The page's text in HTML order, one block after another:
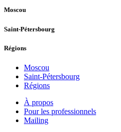
Moscou
Saint-Pétersbourg
Régions
Moscou
Saint-Pétersbourg
Régions
À propos
Pour les professionnels
Mailing